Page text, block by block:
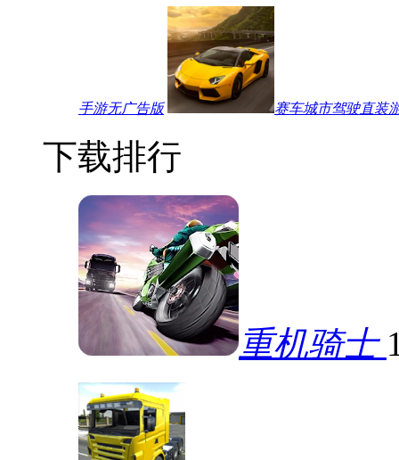
手游无广告版 赛车城市驾驶直装
下载排行
重机骑士